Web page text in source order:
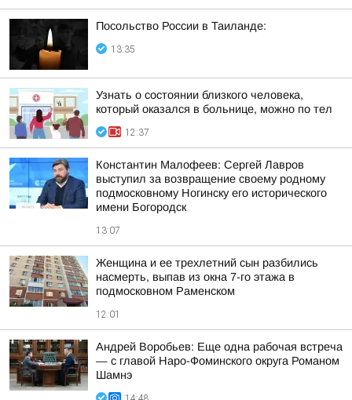
Посольство России в Таиланде:
13:35
Узнать о состоянии близкого человека,
который оказался в больнице, можно по тел
12:37
Константин Малофеев: Сергей Лавров
выступил за возвращение своему родному
подмосковному Ногинску его исторического
имени Богородск
13:07
Женщина и ее трехлетний сын разбились
насмерть, выпав из окна 7-го этажа в
подмосковном Раменском
12:01
Андрей Воробьев: Еще одна рабочая встреча
— с главой Наро-Фоминского округа Романом
Шамнэ